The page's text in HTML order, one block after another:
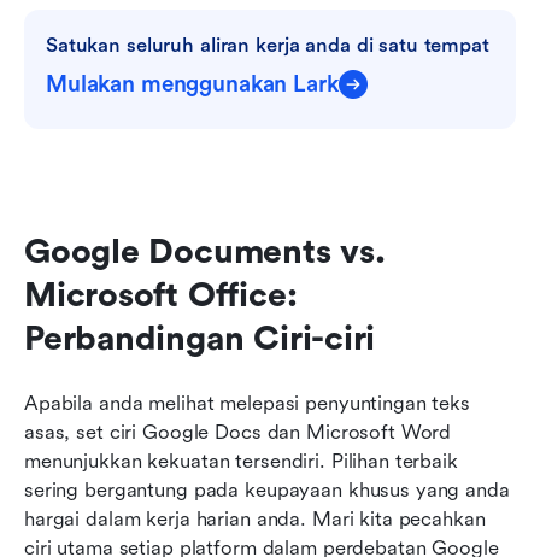
Satukan seluruh aliran kerja anda di satu tempat
Mulakan menggunakan Lark
Google Documents vs.
Microsoft Office:
Perbandingan Ciri-ciri
Apabila anda melihat melepasi penyuntingan teks
asas, set ciri Google Docs dan Microsoft Word
menunjukkan kekuatan tersendiri. Pilihan terbaik
sering bergantung pada keupayaan khusus yang anda
hargai dalam kerja harian anda. Mari kita pecahkan
ciri utama setiap platform dalam perdebatan Google